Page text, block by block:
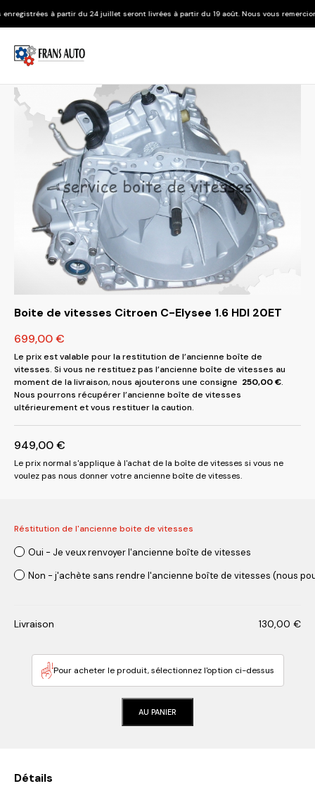
du 24 juillet seront livrées à partir du 19 août. Nous vous remercions de votre
Boite de vitesses Citroen C-Elysee 1.6 HDI 20ET
699,00€
Le prix est valable pour la restitution de l’ancienne boîte de
vitesses. Si vous ne restituez pas l’ancienne boîte de vitesses au
moment de la livraison, nous ajouterons une consigne 250,00€.
Nous pourrons récupérer l’ancienne boîte de vitesses
ultérieurement et vous restituer la caution.
949,00€
Le prix normal s'applique à l'achat de la boîte de vitesses si vous ne
voulez pas nous donner votre ancienne boîte de vitesses.
Réstitution de l'ancienne boite de vitesses
Oui - Je veux renvoyer l'ancienne boîte de vitesses
Non - j'achète sans rendre l'ancienne boîte de vitesses (nous
Livraison 130,00 €
Pour acheter le produit, sélectionnez l'option ci-dessus
AU PANIER
Détails